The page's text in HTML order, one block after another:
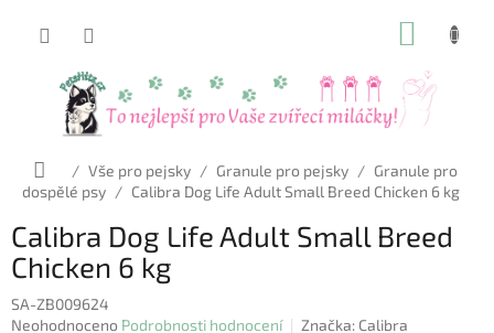
Domů
/ Vše pro pejsky / Granule pro pejsky / Granule pro
dospělé psy / Calibra Dog Life Adult Small Breed Chicken 6 kg
Calibra Dog Life Adult Small Breed
Chicken 6 kg
SA-ZB009624
Průměrné
Neohodnoceno Podrobnosti hodnocení Značka: Calibra